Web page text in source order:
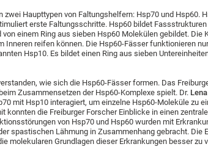
zwei Haupttypen von Faltungshelfern: Hsp70 und Hsp60.
erste Faltungsschritte. Hsp60 bildet
einem Ring aus sieben Hsp60 Molekülen gebildet.
Inneren reifen können. Die Hsp60-Fässer funktionieren
Hsp10. Es bildet einen Ring aus sieben
wie sich die Hsp60-Fässer formen. Das
Zusammensetzen der Hsp60-Komplexe spielt. Dr.
mit Hsp10 interagiert, um einzelne Hsp60-Moleküle zu
konnten die Freiburger Forscher Einblicke in einen
von Hsp70 und Hsp60 wurden mit
spastischen Lähmung in Zusammenhang gebracht. Die
molekularen Grundlagen dieser Erkrankungen besser zu